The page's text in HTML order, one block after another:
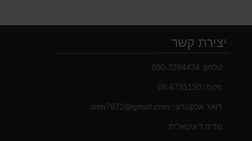
יצירת קשר
טלפון: 050-3394434
פקס': 08-6755150
דואר אלקטרוני: ‫amir7872@gmail.com‬
מדיה דיגיטאלית: